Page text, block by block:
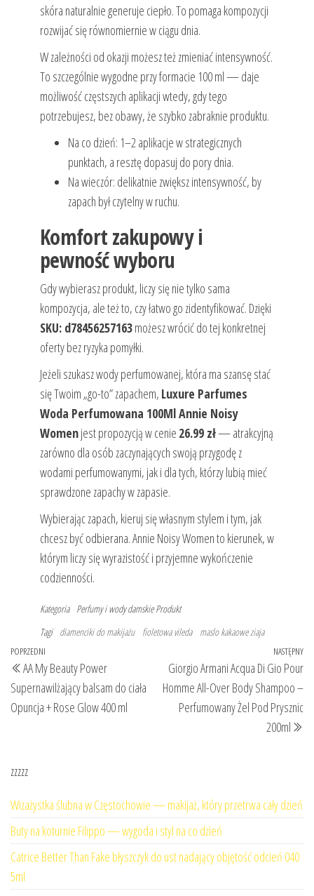
skóra naturalnie generuje ciepło. To pomaga kompozycji
rozwijać się równomiernie w ciągu dnia.
W zależności od okazji możesz też zmieniać intensywność.
To szczególnie wygodne przy formacie 100 ml — daje
możliwość częstszych aplikacji wtedy, gdy tego
potrzebujesz, bez obawy, że szybko zabraknie produktu.
Na co dzień: 1–2 aplikacje w strategicznych
punktach, a resztę dopasuj do pory dnia.
Na wieczór: delikatnie zwiększ intensywność, by
zapach był czytelny w ruchu.
Komfort zakupowy i
pewność wyboru
Gdy wybierasz produkt, liczy się nie tylko sama
kompozycja, ale też to, czy łatwo go zidentyfikować. Dzięki
SKU: d78456257163możesz wrócić do tej konkretnej
oferty bez ryzyka pomyłki.
Jeżeli szukasz wody perfumowanej, która ma szansę stać
się Twoim „go-to” zapachem, Luxure Parfumes
Woda Perfumowana 100Ml Annie Noisy
Womenjest propozycją w cenie 26.99 zł— atrakcyjną
zarówno dla osób zaczynających swoją przygodę z
wodami perfumowanymi, jak i dla tych, którzy lubią mieć
sprawdzone zapachy w zapasie.
Wybierając zapach, kieruj się własnym stylem i tym, jak
chcesz być odbierana. Annie Noisy Women to kierunek, w
którym liczy się wyrazistość i przyjemne wykończenie
codzienności.
Kategoria Perfumy i wody damskie Produkt
Tagi diamenciki do makijażu fioletowa vileda maslo kakaowe ziaja
Nawigacja
wpisu
Poprzedni
wpis
POPRZEDNI
AA My Beauty Power
Supernawilżający balsam do ciała
Opuncja + Rose Glow 400 ml
NASTĘPNY
Giorgio Armani Acqua Di Gio Pour
Homme All-Over Body Shampoo –
Perfumowany Żel Pod Prysznic
200ml
zzzzz
Wizażystka ślubna w Częstochowie — makijaż, który przetrwa cały dzień
Buty na koturnie Filippo — wygoda i styl na co dzień
Catrice Better Than Fake błyszczyk do ust nadający objętość odcień 040
5ml